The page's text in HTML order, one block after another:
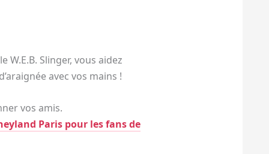
Slinger, vous aidez
avec vos mains !
vos amis.
Paris pour les fans de